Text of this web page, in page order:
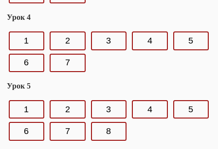
Урок 4
1 2 3 4 5
6 7
Урок 5
1 2 3 4 5
6 7 8